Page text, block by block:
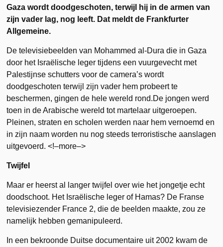
Gaza wordt doodgeschoten, terwijl hij in de armen van
zijn vader lag, nog leeft. Dat meldt de Frankfurter
Allgemeine.
De televisiebeelden van Mohammed al-Dura die in Gaza
door het Israëlische leger tijdens een vuurgevecht met
Palestijnse schutters voor de camera’s wordt
doodgeschoten terwijl zijn vader hem probeert te
beschermen, gingen de hele wereld rond.De jongen werd
toen in de Arabische wereld tot martelaar uitgeroepen.
Pleinen, straten en scholen werden naar hem vernoemd en
in zijn naam worden nu nog steeds terroristische aanslagen
uitgevoerd. <!–more–>
Twijfel
Maar er heerst al langer twijfel over wie het jongetje echt
doodschoot. Het Israëlische leger of Hamas? De Franse
televisiezender France 2, die de beelden maakte, zou ze
namelijk hebben gemanipuleerd.
In een bekroonde Duitse documentaire uit 2002 kwam de